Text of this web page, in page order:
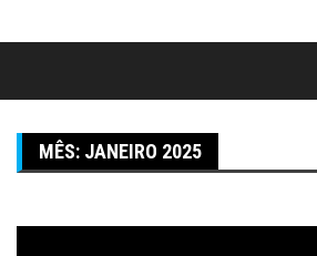
MÊS: JANEIRO 2025